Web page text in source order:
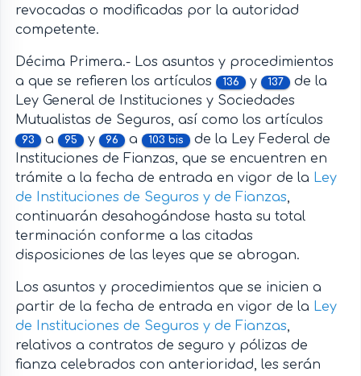
revocadas o modificadas por la autoridad
competente.
Décima Primera.- Los asuntos y procedimientos
a que se refieren los artículos
136 y 137 de la
Ley General de Instituciones y Sociedades
Mutualistas de Seguros, así como los artículos
93 a 95 y 96 a 103 bis
de la Ley Federal de
Instituciones de Fianzas, que se encuentren en
trámite a la fecha de entrada en vigor de la Ley
de Instituciones de Seguros y de Fianzas,
continuarán desahogándose hasta su total
terminación conforme a las citadas
disposiciones de las leyes que se abrogan.
Los asuntos y procedimientos que se inicien a
partir de la fecha de entrada en vigor de la Ley
de Instituciones de Seguros y de Fianzas,
relativos a contratos de seguro y pólizas de
fianza celebrados con anterioridad, les serán